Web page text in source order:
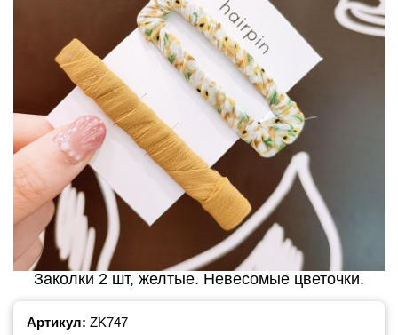
Заколки 2 шт, желтые. Невесомые цветочки.
Артикул: ZK747